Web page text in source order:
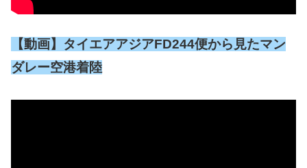
【動画】タイエアアジアFD244便から見たマン
ダレー空港着陸